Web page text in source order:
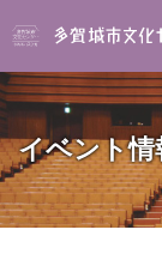
イベント情